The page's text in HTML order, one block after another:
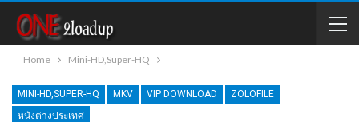
Home Mini-HD,Super-HQ
MINI-HD,SUPER-HQ MKV VIP DOWNLOAD
ZOLOFILE
หนังต่างประเทศ